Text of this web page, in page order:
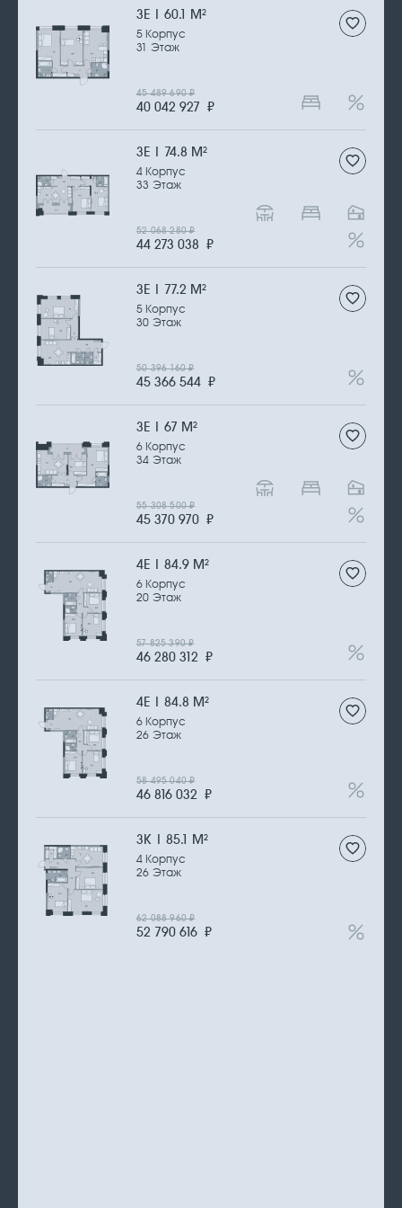
3Е | 60.1 М2
5 Корпус
31 Этаж
40 042 927 ₽
45 489 690₽
3Е | 74.8 М2
4 Корпус
33 Этаж
44 273 038 ₽
52 068 280₽
3Е | 77.2 М2
5 Корпус
30 Этаж
45 366 544 ₽
50 396 160₽
3Е | 67 М2
6 Корпус
34 Этаж
45 370 970 ₽
55 308 500₽
4Е | 84.9 М2
6 Корпус
20 Этаж
46 280 312 ₽
57 825 390₽
4Е | 84.8 М2
6 Корпус
26 Этаж
46 816 032 ₽
58 495 040₽
3К | 85.1 М2
4 Корпус
26 Этаж
52 790 616 ₽
62 088 960₽